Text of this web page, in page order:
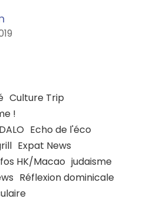
Culture Trip
!
Echo de l'éco
Expat News
HK/Macao judaisme
Réflexion dominicale